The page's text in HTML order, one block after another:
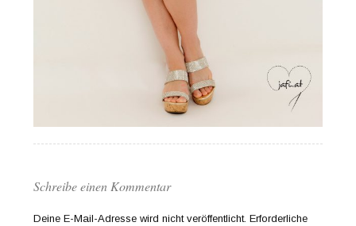
Schreibe einen Kommentar
Deine E-Mail-Adresse wird nicht veröffentlicht. Erforderliche